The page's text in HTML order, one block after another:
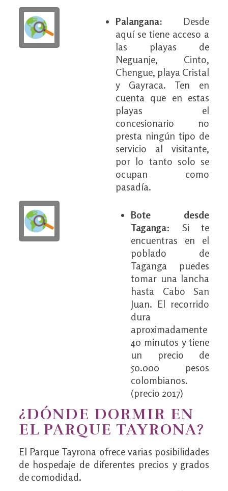
Palangana: Desde
aquí se tiene acceso a
las playas de
Neguanje, Cinto,
Chengue, playa Cristal
y Gayraca. Ten en
cuenta que en estas
playas el
concesionario no
presta ningún tipo de
servicio al visitante,
por lo tanto solo se
ocupan como
pasadía.
Bote desde
Taganga: Si te
encuentras en el
poblado de
Taganga puedes
tomar una lancha
hasta Cabo San
Juan. El recorrido
dura
aproximadamente
40 minutos y tiene
un precio de
50.000 pesos
colombianos.
(precio 2017)
¿DÓNDE DORMIR EN
EL PARQUE TAYRONA?
El Parque Tayrona ofrece varias posibilidades
de hospedaje de diferentes precios y grados
de comodidad.